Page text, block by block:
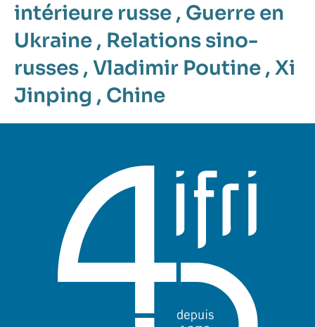
intérieure russe , Guerre en
Ukraine , Relations sino-
russes , Vladimir Poutine , Xi
Jinping , Chine